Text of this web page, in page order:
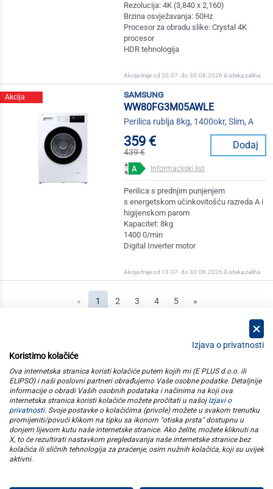
Rezolucija: 4K (3,840 x 2,160)
Brzina osvježavanja: 50Hz
Procesor za obradu slike: Crystal 4K
procesor
HDR tehnologija
Akcija traje od 20.07. do 30.08.2026 ili isteka zaliha
Akcija
samsung
WW80FG3M05AWLE
Perilica rublja 8kg, 1400okr, Slim, A
359 €
439 €
Dodaj
Informacijski list
Perilica s prednjim punjenjem
s energetskom učinkovitošću razreda A i
higijenskom parom
Kapacitet: 8kg
1400 0/min
Digital Inverter motor
Akcija traje od 13.07. do 30.08.2026 ili isteka zaliha
« 1 (current)
2 3 4 5 »
kategorije
elipso
informacije
pratite nas
Izjava o privatnosti
Koristimo kolačiće
Ova internetska stranica koristi kolačiće putem kojih mi (E PLUS d.o.o. ili
ELIPSO) i naši poslovni partneri obrađujemo Vaše osobne podatke. Detaljnije
informacije o obradi Vaših osobnih podataka i načinima na koji ova
internetska stranica koristi kolačiće možete pročitati u našoj Izjavi o
privatnosti. Svoje postavke o kolačićima (privole) možete u svakom trenutku
promijeniti/povući klikom na tipku sa ikonom "otiska prsta" dostupnu u
donjem lijevom kutu naše internetske stranice. Ako želite, možete kliknuti na
X, to će rezultirati nastavkom pregledavanja naše internetske stranice bez
kolačića ili sličnih tehnologija za praćenje, osim nužnih kolačića, koji su uvijek
aktivni.